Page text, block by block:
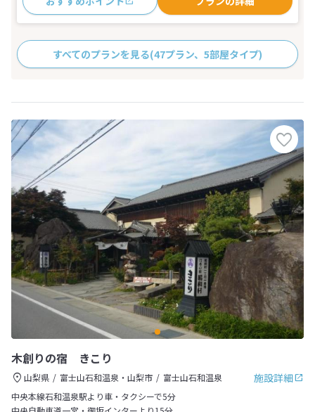
すべてのプランを見る(47プラン、5部屋タイプ)
木創りの宿 きこり
施設詳細
山梨県 富士山石和温泉・山梨市
富士山石和温泉
中央本線石和温泉駅より車・タクシーで5分